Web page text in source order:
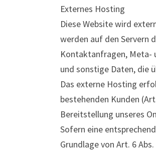
Externes Hosting
Diese Website wird
werden auf den Servern
Kontaktanfragen, Meta-
und sonstige Daten, die
Das externe Hosting
bestehenden Kunden
Bereitstellung unseres
Sofern eine
Grundlage von Art. 6